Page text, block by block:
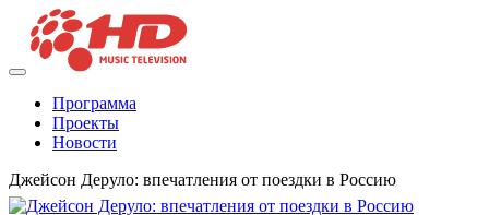
Программа
Проекты
Новости
Джейсон Деруло: впечатления от поездки в Россию